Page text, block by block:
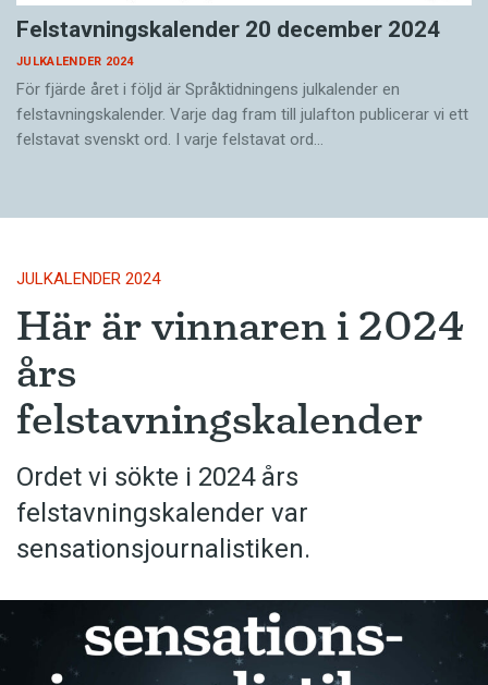
Felstavningskalender 20 december 2024
JULKALENDER 2024
För fjärde året i följd är Språktidningens julkalender en
felstavningskalender. Varje dag fram till julafton publicerar vi ett
felstavat svenskt ord. I varje felstavat ord…
JULKALENDER 2024
Här är vinnaren i 2024
års
felstavningskalender
Ordet vi sökte i 2024 års
felstavningskalender var
sensationsjournalistiken.